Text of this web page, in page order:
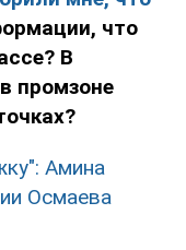
что
В
промзоне
Амина
Осмаева